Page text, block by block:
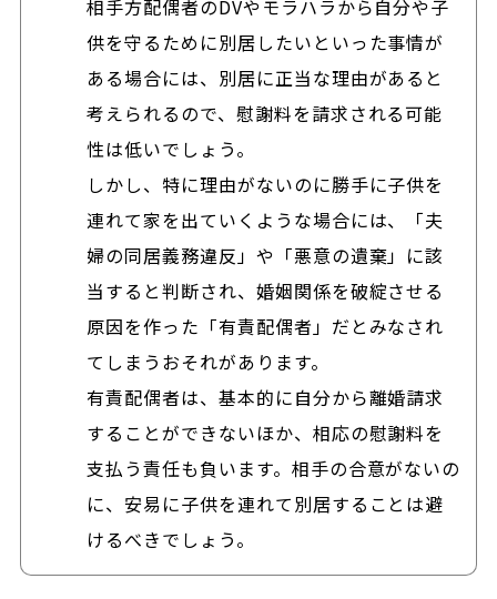
相手方配偶者のDVやモラハラから自分や子
供を守るために別居したいといった事情が
ある場合には、別居に正当な理由があると
考えられるので、慰謝料を請求される可能
性は低いでしょう。
しかし、特に理由がないのに勝手に子供を
連れて家を出ていくような場合には、「夫
婦の同居義務違反」や「悪意の遺棄」に該
当すると判断され、婚姻関係を破綻させる
原因を作った「有責配偶者」だとみなされ
てしまうおそれがあります。
有責配偶者は、基本的に自分から離婚請求
することができないほか、相応の慰謝料を
支払う責任も負います。相手の合意がないの
に、安易に子供を連れて別居することは避
けるべきでしょう。